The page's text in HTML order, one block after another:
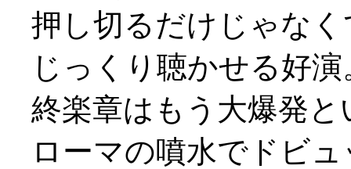
押し切るだけじゃな
じっくり聴かせる好演
終楽章はもう大爆発と
ローマの噴水でドビ